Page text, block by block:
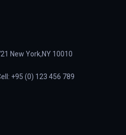
New York,NY 10010
+95 (0) 123 456 789